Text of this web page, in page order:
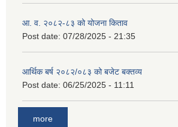
आ. व. २०८२-८३ को योजना किताव
Post date: 07/28/2025 - 21:35
आर्थिक बर्ष २०८२/०८३ को बजेट बक्तव्य
Post date: 06/25/2025 - 11:11
more